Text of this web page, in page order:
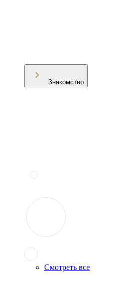
Знакомство
Смотреть все